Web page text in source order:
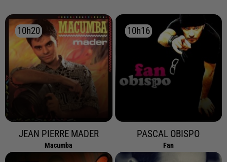
10h20
10h20
JEAN PIERRE MADER
Macumba
10h16
10h16
PASCAL OBISPO
Fan